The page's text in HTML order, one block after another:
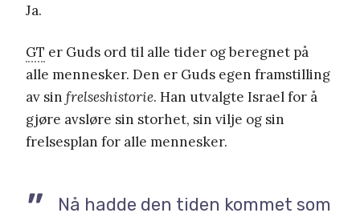
Ja.
GT er Guds ord til alle tider og beregnet på
alle mennesker. Den er Guds egen framstilling
av sin frelseshistorie. Han utvalgte Israel for å
gjøre avsløre sin storhet, sin vilje og sin
frelsesplan for alle mennesker.
Nå hadde den tiden kommet som